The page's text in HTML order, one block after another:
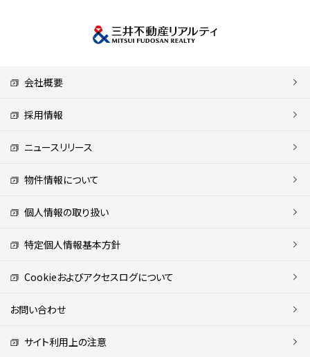
会社概要
採用情報
ニュースリリース
物件情報について
個人情報の取り扱い
特定個人情報基本方針
Cookieおよびアクセスログについて
お問い合わせ
サイト利用上の注意